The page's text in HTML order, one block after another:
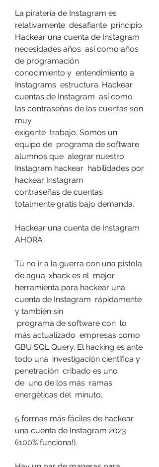
La piratería de Instagram es
relativamente  desafiante  principio.
Hackear una cuenta de Instagram
necesidades años  así como años
de programación
conocimiento y  entendimiento a
Instagrams  estructura. Hackear
cuentas de Instagram  así como
las contraseñas de las cuentas son
muy
exigente  trabajo. Somos un
equipo de  programa de software
alumnos que  alegrar nuestro
Instagram hackear  habilidades por
hackear Instagram
contraseñas de cuentas
totalmente gratis bajo demanda.
Hackear una cuenta de Instagram
AHORA
Tú no ir a la guerra con una pistola
de agua. xhack es el  mejor
herramienta para hackear una
cuenta de Instagram  rápidamente
y también sin
más actualizado  empresas como
GBU SQL Query. El hacking es ante
todo una  investigación científica y
penetración  cribado es uno
de  uno de los más  ramas
energéticas del  minuto.
5 formas más fáciles de hackear
una cuenta de Instagram 2023
(¡100% funciona!).